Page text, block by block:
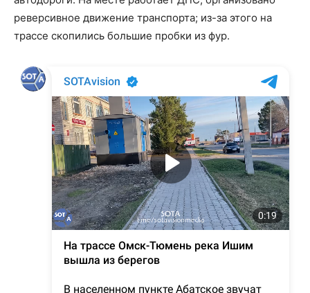
реверсивное движение транспорта; из-за этого на
трассе скопились большие пробки из фур.